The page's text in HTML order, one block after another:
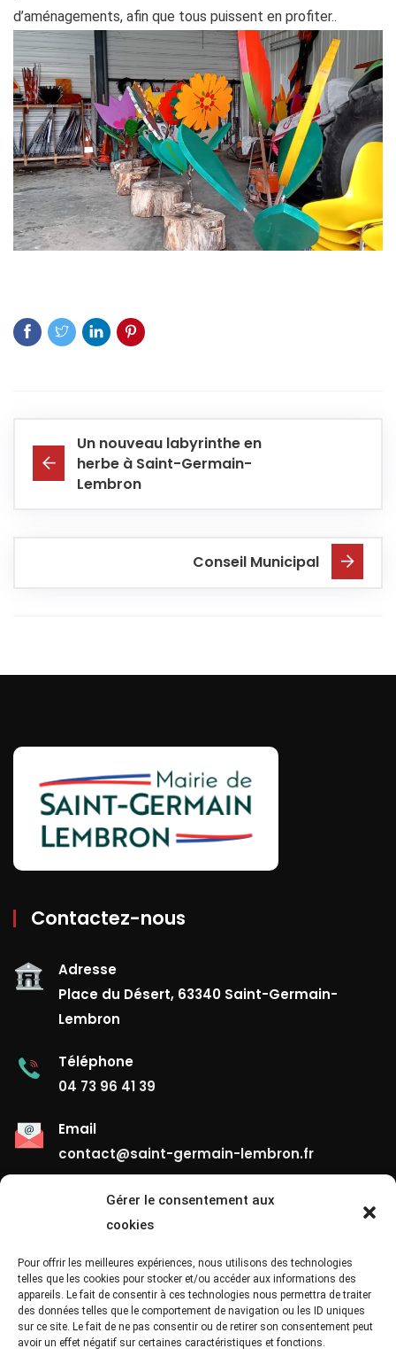
Gérer le consentement aux
cookies
Pour offrir les meilleures expériences, nous utilisons des technologies
telles que les cookies pour stocker et/ou accéder aux informations des
appareils. Le fait de consentir à ces technologies nous permettra de traiter
des données telles que le comportement de navigation ou les ID uniques
sur ce site. Le fait de ne pas consentir ou de retirer son consentement peut
avoir un effet négatif sur certaines caractéristiques et fonctions.
d’aménagements, afin que tous puissent en profiter..
Un nouveau labyrinthe en
herbe à Saint-Germain-
Lembron
Conseil Municipal
Contactez-nous
Adresse
Place du Désert, 63340 Saint-Germain-
Lembron
Téléphone
04 73 96 41 39
Email
contact@saint-germain-lembron.fr
Liens Utiles
Contact
Mentions Légales
Confidentialité